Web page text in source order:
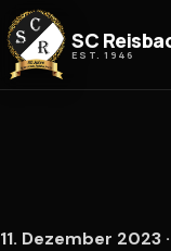
Zum Inhalt springen
SC
EST. 1946
11. Dezember 2023